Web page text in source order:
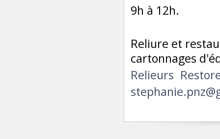
9h à 12h.
Reliure et
cartonnages
Relieurs